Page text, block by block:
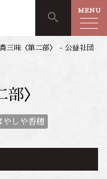
search MENU
三昧〈第二部〉 - 公益社団
〉
やしや香穂